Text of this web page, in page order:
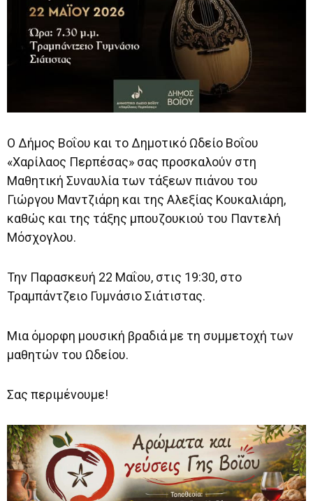
Ο Δήμος Βοΐου και το Δημοτικό Ωδείο Βοΐου
«Χαρίλαος Περπέσας» σας προσκαλούν στη
Μαθητική Συναυλία των τάξεων πιάνου του
Γιώργου Μαντζιάρη και της Αλεξίας Κουκαλιάρη,
καθώς και της τάξης μπουζουκιού του Παντελή
Μόσχογλου.
Την Παρασκευή 22 Μαΐου, στις 19:30, στο
Τραμπάντζειο Γυμνάσιο Σιάτιστας.
Μια όμορφη μουσική βραδιά με τη συμμετοχή των
μαθητών του Ωδείου.
Σας περιμένουμε!